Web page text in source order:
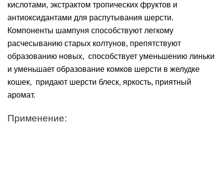
кислотами, экстрактом тропических фруктов и
антиоксидантами для распутывания шерсти.
Компоненты шампуня способствуют легкому
расчесыванию старых колтунов, препятствуют
образованию новых, способствует уменьшению линьки
и уменьшает образование комков шерсти в желудке
кошек, придают шерсти блеск, яркость, приятный
аромат.
Применение: